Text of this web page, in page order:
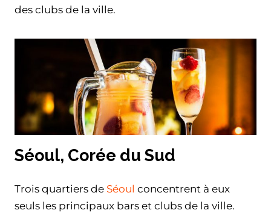
des clubs de la ville.
Séoul, Corée du Sud
Trois quartiers de Séoul concentrent à eux
seuls les principaux bars et clubs de la ville.